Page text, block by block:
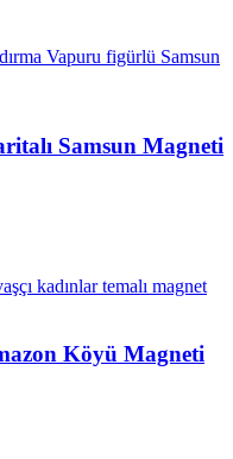
Samsun Magneti
Köyü Magneti